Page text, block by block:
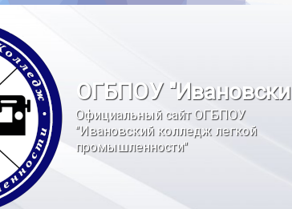
ОГБПОУ
Официальный сайт ОГБПОУ
"Ивановский колледж легкой
промышленности"